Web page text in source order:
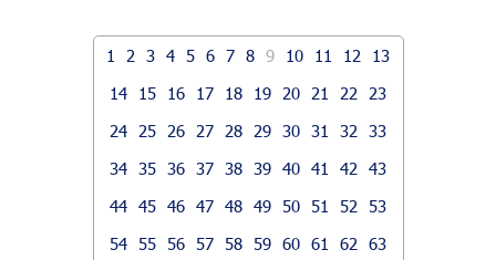
1 2 3 4 5 6 7 8 9 10 11 12
13
14
15 16 17 18 19 20 21 22
23
24
25 26 27 28 29 30 31 32
33
34 35 36 37 38 39 40 41 42
43
44 45 46 47 48 49 50 51 52
53
54 55 56 57 58 59 60 61 62
63